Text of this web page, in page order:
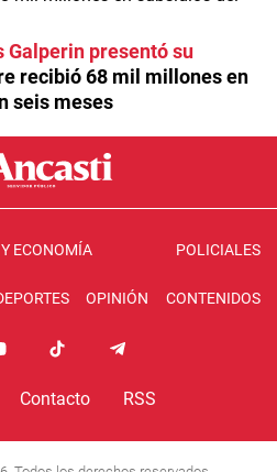
Galperin presentó su
recibió 68 mil millones en
seis meses
ECONOMÍA POLICIALES
OPINIÓN CONTENIDOS
Contacto RSS